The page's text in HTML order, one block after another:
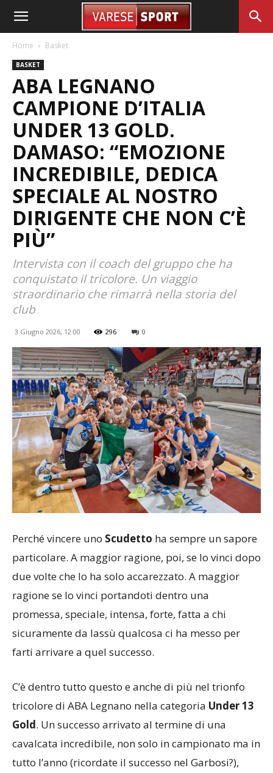
Home Basket
BASKET
ABA LEGNANO
CAMPIONE D’ITALIA
UNDER 13 GOLD.
DAMASO: “EMOZIONE
INCREDIBILE, DEDICA
SPECIALE AL NOSTRO
DIRIGENTE CHE NON C’È
PIÙ”
Intervista con il coach del gruppo che ha
conquistato il tricolore. Un viaggio
straordinario che rimarrà nella storia del
club
3 Giugno 2026, 12:00 296 0
Perché vincere uno Scudetto ha sempre un sapore
particolare. A maggior ragione, poi, se lo vinci dopo
due volte che lo ha solo accarezzato. A maggior
ragione se lo vinci portandoti dentro una
promessa, speciale, intensa, forte, fatta a chi
sicuramente da lassù qualcosa ci ha messo per
farti arrivare a quel successo.
C’è dentro tutto questo e anche di più nel trionfo
tricolore di ABA Legnano nella categoria Under 13
Gold. Un successo arrivato al termine di una
cavalcata incredibile, non solo in campionato ma in
tutto l’anno (ricordate il successo nel Garbosi?),